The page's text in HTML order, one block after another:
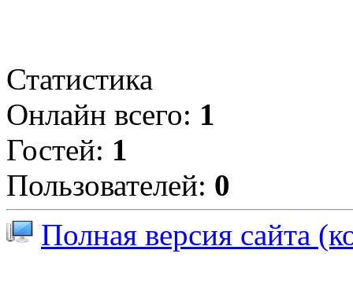
Статистика
Онлайн всего: 1
Гостей: 1
Пользователей: 0
Полная версия сайта